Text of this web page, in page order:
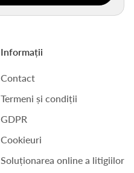
Informații
Contact
Termeni și condiții
GDPR
Cookieuri
Soluționarea online a litigiilor